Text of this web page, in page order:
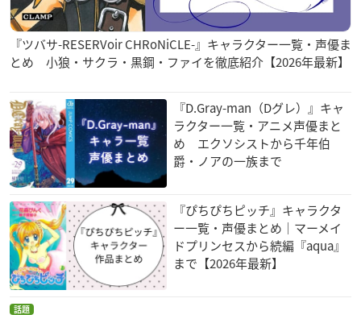
『ツバサ-RESERVoir CHRoNiCLE-』キャラクター一覧・声優ま
とめ 小狼・サクラ・黒鋼・ファイを徹底紹介【2026年最新】
『D.Gray-man（Dグレ）』キャ
ラクター一覧・アニメ声優まと
め エクソシストから千年伯
爵・ノアの一族まで
『ぴちぴちピッチ』キャラクタ
ー一覧・声優まとめ｜マーメイ
ドプリンセスから続編『aqua』
まで【2026年最新】
話題